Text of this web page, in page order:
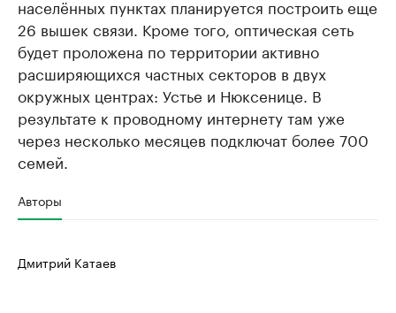
населённых пунктах планируется построить еще
26 вышек связи. Кроме того, оптическая сеть
будет проложена по территории активно
расширяющихся частных секторов в двух
окружных центрах: Устье и Нюксенице. В
результате к проводному интернету там уже
через несколько месяцев подключат более 700
семей.
Авторы
Дмитрий Катаев